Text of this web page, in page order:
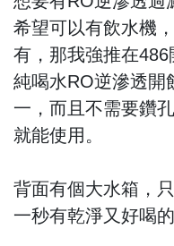
希望可以有飲水機
有，那我強推在
純喝水RO逆滲透開
一，而且不需要鑽
就能使用。
背面有個大水箱，
一秒有乾淨又好喝